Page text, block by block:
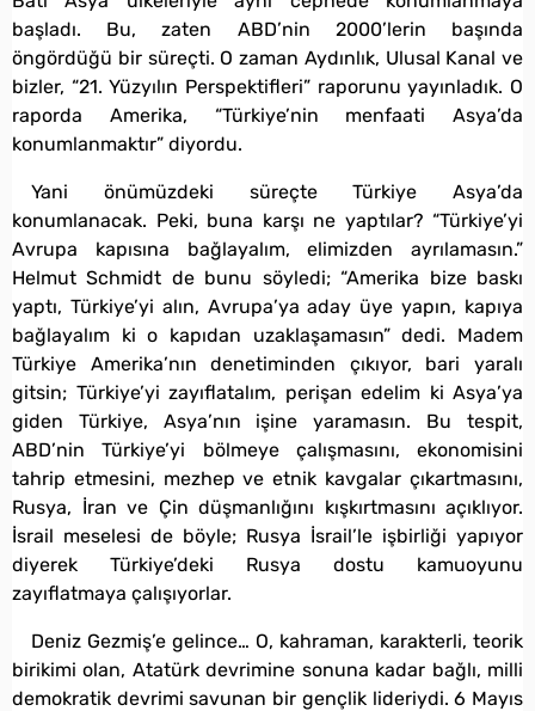
başladı. Bu, zaten ABD’nin 2000’lerin başında
öngördüğü bir süreçti. O zaman Aydınlık, Ulusal Kanal ve
bizler, “21. Yüzyılın Perspektifleri” raporunu yayınladık. O
raporda Amerika, “Türkiye’nin menfaati Asya’da
konumlanmaktır” diyordu.
Yani önümüzdeki süreçte Türkiye Asya’da
konumlanacak. Peki, buna karşı ne yaptılar? “Türkiye’yi
Avrupa kapısına bağlayalım, elimizden ayrılamasın.”
Helmut Schmidt de bunu söyledi; “Amerika bize baskı
yaptı, Türkiye’yi alın, Avrupa’ya aday üye yapın, kapıya
bağlayalım ki o kapıdan uzaklaşamasın” dedi. Madem
Türkiye Amerika’nın denetiminden çıkıyor, bari yaralı
gitsin; Türkiye’yi zayıflatalım, perişan edelim ki Asya’ya
giden Türkiye, Asya’nın işine yaramasın. Bu tespit,
ABD’nin Türkiye’yi bölmeye çalışmasını, ekonomisini
tahrip etmesini, mezhep ve etnik kavgalar çıkartmasını,
Rusya, İran ve Çin düşmanlığını kışkırtmasını açıklıyor.
İsrail meselesi de böyle; Rusya İsrail’le işbirliği yapıyor
diyerek Türkiye’deki Rusya dostu kamuoyunu
zayıflatmaya çalışıyorlar.
Deniz Gezmiş’e gelince… O, kahraman, karakterli, teorik
birikimi olan, Atatürk devrimine sonuna kadar bağlı, milli
demokratik devrimi savunan bir gençlik lideriydi. 6 Mayıs